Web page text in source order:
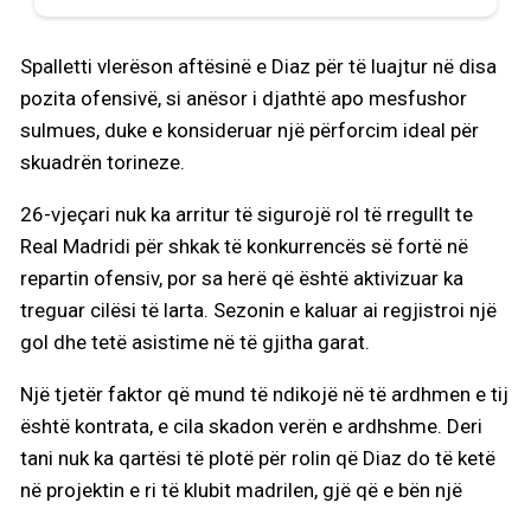
Spalletti vlerëson aftësinë e Diaz për të luajtur në disa
pozita ofensivë, si anësor i djathtë apo mesfushor
sulmues, duke e konsideruar një përforcim ideal për
skuadrën torineze.
26-vjeçari nuk ka arritur të sigurojë rol të rregullt te
Real Madridi për shkak të konkurrencës së fortë në
repartin ofensiv, por sa herë që është aktivizuar ka
treguar cilësi të larta. Sezonin e kaluar ai regjistroi një
gol dhe tetë asistime në të gjitha garat.
Një tjetër faktor që mund të ndikojë në të ardhmen e tij
është kontrata, e cila skadon verën e ardhshme. Deri
tani nuk ka qartësi të plotë për rolin që Diaz do të ketë
në projektin e ri të klubit madrilen, gjë që e bën një